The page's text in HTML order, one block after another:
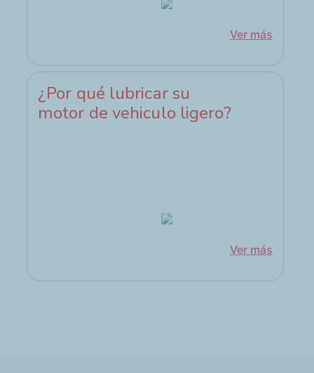
Ver más
¿Por qué lubricar su
motor de vehiculo ligero?
Ver más